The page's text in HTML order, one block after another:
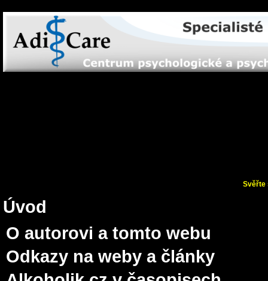
Svěřte
Úvod
O autorovi a tomto webu
Odkazy na weby a články